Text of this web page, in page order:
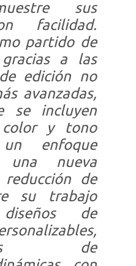
sus
facilidad.
partido de
a las
edición no
avanzadas,
se incluyen
y tono
un enfoque
una nueva
de
su trabajo
de
de